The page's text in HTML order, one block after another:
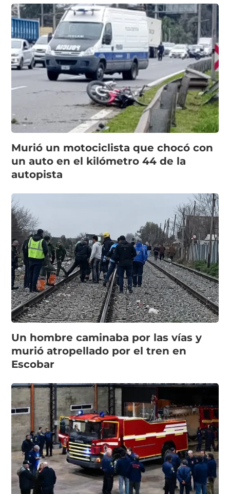
Murió un motociclista que chocó con
un auto en el kilómetro 44 de la
autopista
Un hombre caminaba por las vías y
murió atropellado por el tren en
Escobar